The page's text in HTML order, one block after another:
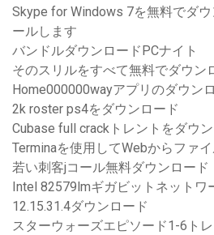
Skype for Windows 7を無料でダ
ールします
バンドルダウンロードPCナイト
そのスリルをすべて無料でダウン
Home000000wayアプリのダウン
2k roster ps4をダウンロード
Cubase full crackトレントをダウ
Terminaを使用してWebからファ
若い刺客jコール無料ダウンロード
Intel 82579lmギガビットネットワ
12.15.31.4ダウンロード
スターウォーズエピソード1-6ト